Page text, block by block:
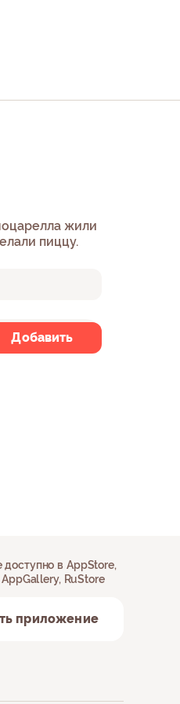
жили
пиццу.
30см
Добавить
в AppStore,
RuStore
приложение